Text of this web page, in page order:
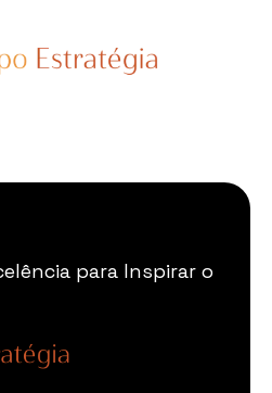
para Inspirar o